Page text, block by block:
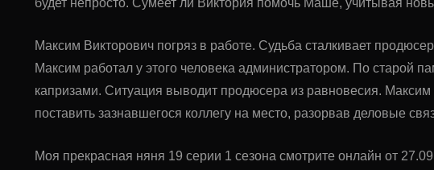
Максим Викторович погряз в работе. Судьба сталкивает
Максим работал у этого человека администратором. По старой
капризами. Ситуация выводит продюсера из равновесия.
поставить зазнавшегося коллегу на место, разорвав деловые
Моя прекрасная няня 19 серии 1 сезона смотрите онлайн от